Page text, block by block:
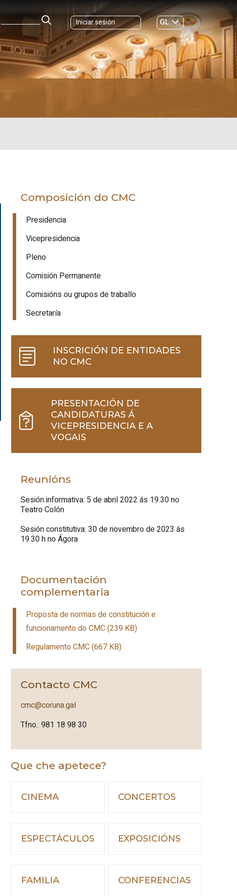
Iniciar sesión
GL
ES|
CMC
Composición do CMC
Presidencia
Vicepresidencia
Pleno
Comisión Permanente
Comisións ou grupos de traballo
Secretaría
INSCRICIÓN DE ENTIDADES
NO CMC
PRESENTACIÓN DE
CANDIDATURAS Á
VICEPRESIDENCIA E A
VOGAIS
Reunións
Sesión informativa: 5 de abril 2022 ás 19.30 no
Teatro Colón
Sesión constitutiva: 30 de novembro de 2023 ás
19.30 h no Ágora
Documentación
complementaria
Proposta de normas de constitución e
funcionamento do CMC (239 KB)
Regulamento CMC (667 KB)
Contacto CMC
cmc@coruna.gal
Tfno.: 981 18 98 30
Que che apetece?
CINEMA CONCERTOS
ESPECTÁCULOS EXPOSICIÓNS
FAMILIA CONFERENCIAS